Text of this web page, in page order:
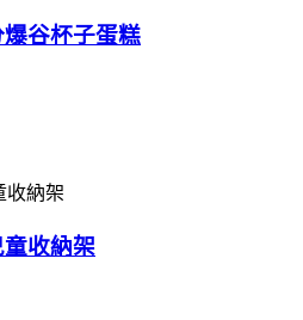
爆谷杯子蛋糕
童收納架